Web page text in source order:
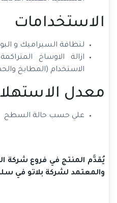
الاستخدامات
لنظافة السيراميك و
ازالة الاوساخ
الاستخدام (المطابخ
معدل
علي حسب حالة السطح
يُقدَّم المنتج في فروع شركة
والمعتمد لشركة بلاتو في